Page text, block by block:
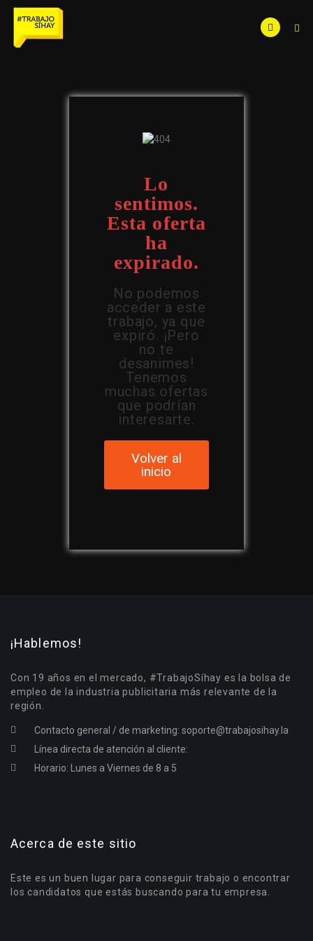
Lo
sentimos.
Esta oferta
ha
expirado.
No podemos
acceder a este
trabajo, ya que
expiró. ¡Pero
no te
desanimes!
Tenemos
muchas ofertas
que podrían
interesarte.
Volver al
inicio
¡Hablemos!
Con 19 años en el mercado, #TrabajoSíhay es la bolsa de
empleo de la industria publicitaria más relevante de la
región.
Contacto general / de marketing: soporte@trabajosihay.la
Línea directa de atención al cliente:
Horario: Lunes a Viernes de 8 a 5
Acerca de este sitio
Este es un buen lugar para conseguir trabajo o encontrar
los candidatos que estás buscando para tu empresa.